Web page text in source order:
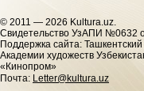
© 2011 — 2026 Kultura.uz.
Cвидетельство УзАПИ №0632
Поддержка сайта:
Академии художеств
«Кинопром»
Почта: Letter@kultura.uz